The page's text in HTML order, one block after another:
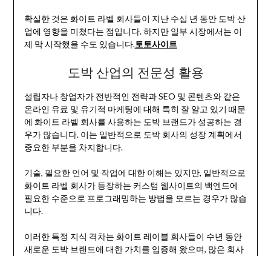
확실한 것은 화이트 라벨 회사들이 지난 수십 년 동안 도박 산
업에 영향을 미쳤다는 점입니다. 하지만 일부 시장에서는 이
제 막 시작했을 수도 있습니다.토토사이트
도박 산업의 전문성 활용
설립자나 창업자가 전반적인 전략과 SEO 및 콘텐츠와 같은
온라인 유료 및 유기적 마케팅에 대해 특히 잘 알고 있기 때문
에 화이트 라벨 회사를 사용하는 도박 브랜드가 성공하는 경
우가 많습니다. 이는 일반적으로 도박 회사의 성장 계획에서
중요한 부분을 차지합니다.
기술, 필요한 언어 및 작업에 대한 이해는 있지만, 일반적으로
화이트 라벨 회사가 등장하는 커스텀 웹사이트의 백엔드에
필요한 수준으로 프로그래밍하는 방법을 모르는 경우가 많습
니다.
이러한 특정 지식 격차는 화이트 레이블 회사들이 수년 동안
새로운 도박 브랜드에 대한 가치를 입증해 왔으며, 많은 회사